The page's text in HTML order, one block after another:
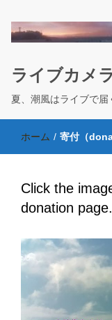
ライブカメ
夏、潮風はライブで届
ホーム / 寄付（
Click the
donation page.